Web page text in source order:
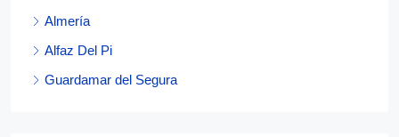
Almería
Alfaz Del Pi
Guardamar del Segura